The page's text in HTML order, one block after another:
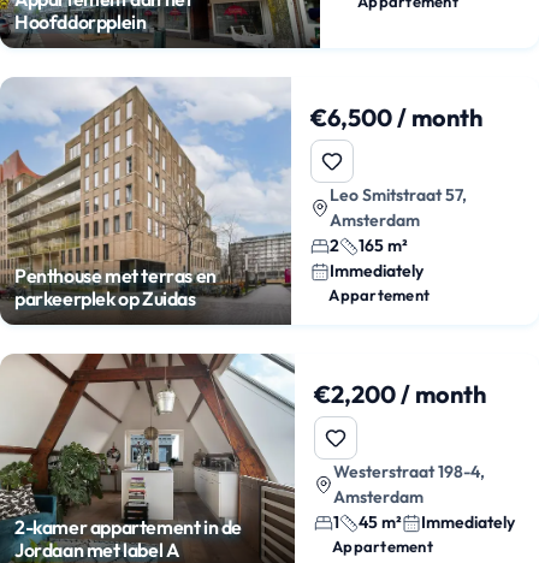
Hoofddorpplein
Penthouse met terras en
parkeerplek op Zuidas
€6,500 / month
Leo Smitstraat 57,
Amsterdam
2
165 m²
Immediately
Appartement
2-kamer appartement in de
Jordaan met label A
€2,200 / month
Westerstraat 198-4,
Amsterdam
1
45 m² Immediately
Appartement